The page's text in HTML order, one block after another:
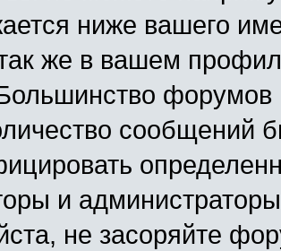
ниже вашего
же в вашем
форумов
сообщений
и
не засоряйте